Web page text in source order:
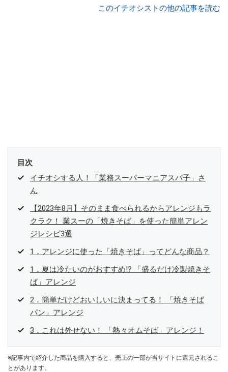
このイチオシストの他の記事を読む
目次
イチオシする人！「業務スーパーマニアスパ子」さ
ん
【2023年8月】そのまま食べられるからアレンジもラ
クラク！ 業スーの「焼きそば」を使った簡単アレン
ジレシピ3選
1．アレンジに使った「焼きそば」ってどんな商品？
1．夏は冷たいのがおすすめ⁉ 「盛るだけ冷製焼きそ
ば」アレンジ
2．簡単だけどおいしいに決まってる！ 「焼きそば
パン」アレンジ
3．これは外せない！ 「熱々オムそば」アレンジ！
※記事内で紹介した商品を購入すると、売上の一部が当サイトに還元されるこ
とがあります。